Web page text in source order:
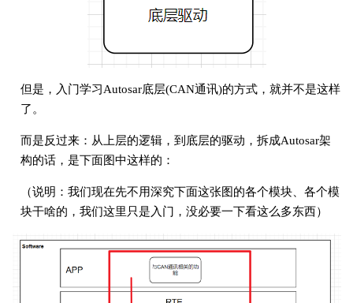
但是，入门学习Autosar底层(CAN通讯)的方式，就并不是这样
了。
而是反过来：从上层的逻辑，到底层的驱动，拆成Autosar架
构的话，是下面图中这样的：
（说明：我们现在先不用深究下面这张图的各个模块、各个模
块干啥的，我们这里只是入门，没必要一下看这么多东西）